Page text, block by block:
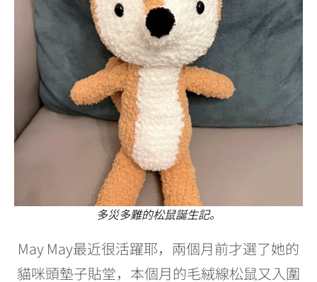
多災多難的松鼠誕生記。
May May最近很活躍耶，兩個月前才選了她的
貓咪頭墊子貼堂，本個月的毛絨線松鼠又入圍